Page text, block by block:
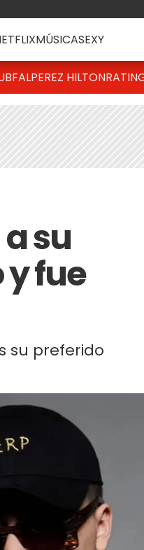
MÚSICASEXY
PEREZ HILTON
su
fue
su preferido